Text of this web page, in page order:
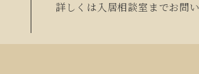
詳しくは入居相談室までお問